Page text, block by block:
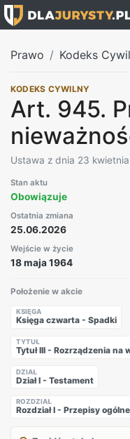
Prawo Kodeks
KODEKS CYWILNY
Art. 945.
Ustawa z dnia 23
Stan aktu
Obowiązuje
Ostatnia zmiana
25.06.2026
Wejście w życie
18 maja 1964
Położenie w akcie
KSIĘGA
Księga czwarta - Spadki
TYTUŁ
Tytuł III - Rozrządzenia na
DZIAŁ
Dział I - Testament
ROZDZIAŁ
Rozdział I - Przepisy ogólne